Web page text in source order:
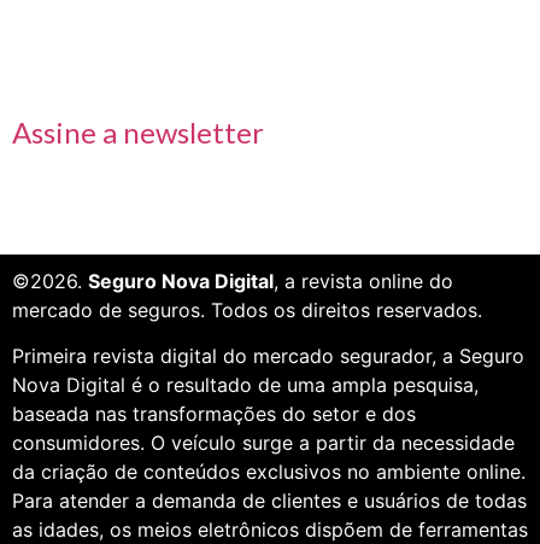
Assine a newsletter
©2026. Seguro Nova Digital, a revista online do
mercado de seguros. Todos os direitos reservados.
Primeira revista digital do mercado segurador, a Seguro
Nova Digital é o resultado de uma ampla pesquisa,
baseada nas transformações do setor e dos
consumidores. O veículo surge a partir da necessidade
da criação de conteúdos exclusivos no ambiente online.
Para atender a demanda de clientes e usuários de todas
as idades, os meios eletrônicos dispõem de ferramentas